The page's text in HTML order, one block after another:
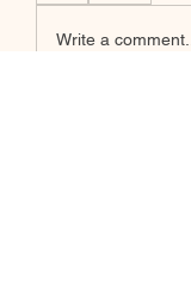
Write a comment...